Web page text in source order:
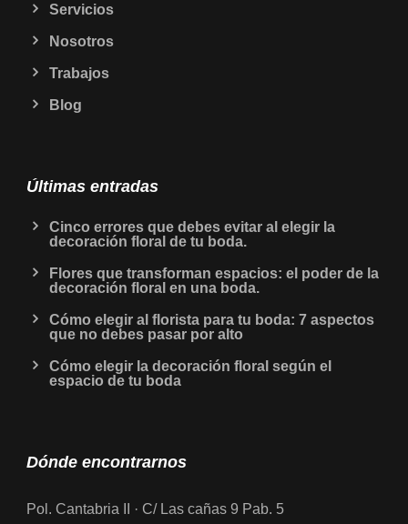
Servicios
Nosotros
Trabajos
Blog
Últimas entradas
Cinco errores que debes evitar al elegir la
decoración floral de tu boda.
Flores que transforman espacios: el poder de la
decoración floral en una boda.
Cómo elegir al florista para tu boda: 7 aspectos
que no debes pasar por alto
Cómo elegir la decoración floral según el
espacio de tu boda
Dónde encontrarnos
Pol. Cantabria II · C/ Las cañas 9 Pab. 5